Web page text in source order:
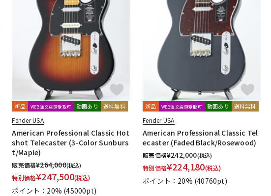
新品 WEB注文店頭受取可 動画あり 送料無料
Fender USA
American Professional Classic Hot
shot Telecaster (3-Color Sunburs
t/Maple)
販売価格¥264,000(税込)
特別価格¥247,500(税込)
ポイント：20% (45000pt)
新品 WEB注文店頭受取可 動画あり 送料無料
Fender USA
American Professional Classic Tel
ecaster (Faded Black/Rosewood)
販売価格¥242,000(税込)
特別価格¥224,180(税込)
ポイント：20% (40760pt)